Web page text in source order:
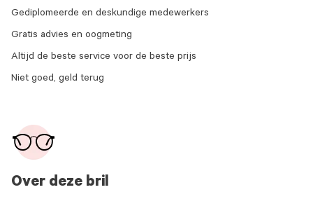
Over deze bril
Gediplomeerde en deskundige medewerkers
Gratis advies en oogmeting
Altijd de beste service voor de beste prijs
Niet goed, geld terug